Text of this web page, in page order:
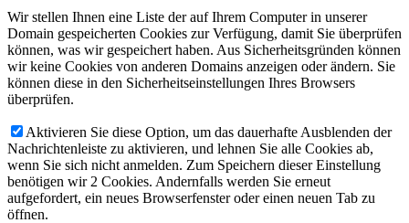
Wir stellen Ihnen eine Liste der auf Ihrem Computer in unserer
Domain gespeicherten Cookies zur Verfügung, damit Sie überprüfen
können, was wir gespeichert haben. Aus Sicherheitsgründen können
wir keine Cookies von anderen Domains anzeigen oder ändern. Sie
können diese in den Sicherheitseinstellungen Ihres Browsers
überprüfen.
Aktivieren Sie diese Option, um das dauerhafte Ausblenden der
Nachrichtenleiste zu aktivieren, und lehnen Sie alle Cookies ab,
wenn Sie sich nicht anmelden. Zum Speichern dieser Einstellung
benötigen wir 2 Cookies. Andernfalls werden Sie erneut
aufgefordert, ein neues Browserfenster oder einen neuen Tab zu
öffnen.